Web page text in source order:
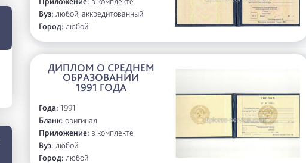
Вуз: любой, аккредитованный
Город: любой
ДИПЛОМ О СРЕДНЕМ
ОБРАЗОВАНИИ
1991 ГОДА
Года: 1991
Бланк: оригинал
Приложение: в комплекте
Вуз: любой
Город: любой